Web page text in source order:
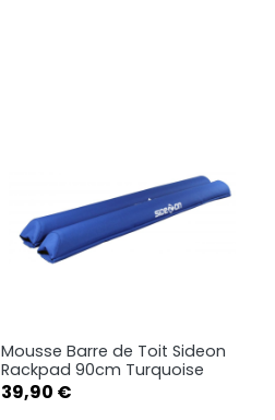
Aperçu rapide
Mousse Barre de Toit Sideon
Rackpad 90cm Turquoise
Prix
39,90 €